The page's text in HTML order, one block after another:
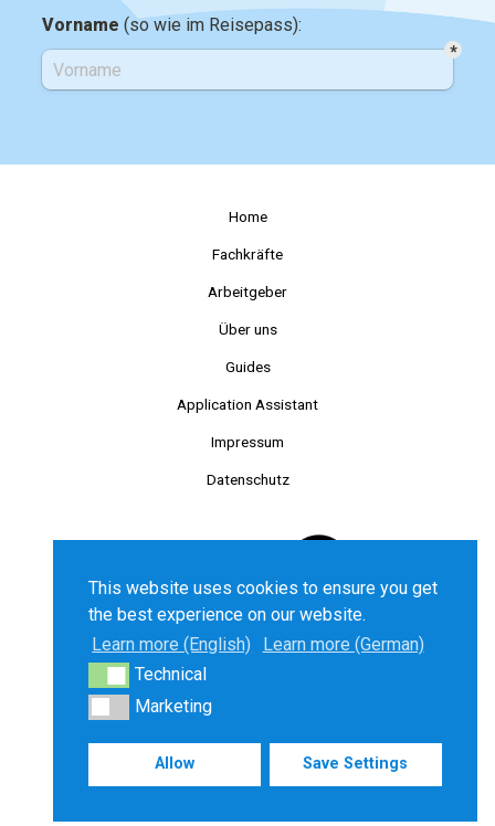
Home
Fachkräfte
Arbeitgeber
Über uns
Guides
Application Assistant
Impressum
Datenschutz
©2025 Chancenkarte GmbH. All right reserved.
Deutsch English Türkçe
This website uses cookies to ensure you get
the best experience on our website.
Learn more (English)
Learn more (German)
TechnicalTechnical
MarketingMarketing
Allow Save Settings